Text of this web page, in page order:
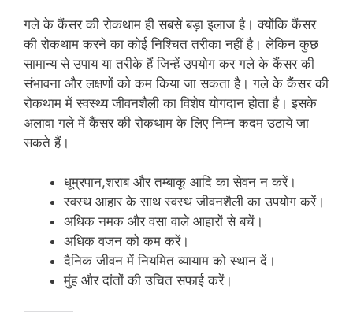
गले के कैंसर की रोकथाम ही सबसे बड़ा इलाज है। क्‍योंकि कैंसर
की रोकथाम करने का कोई निश्चित तरीका नहीं है। लेकिन कुछ
सामान्‍य से उपाय या तरीके हैं जिन्‍हें उपयोग कर गले के कैंसर की
संभावना और लक्षणों को कम किया जा सकता है। गले के कैंसर की
रोकथाम में स्‍वस्‍थ्‍य जीवनशैली का विशेष योगदान होता है। इसके
अलावा गले में कैंसर की रोकथाम के लिए निम्‍न कदम उठाये जा
सकते हैं।
धूम्रपान,शराब और तम्‍बाकू आदि का सेवन न करें।
स्‍वस्‍थ आहार के साथ स्‍वस्‍थ जीवनशैली का उपयोग करें।
अधिक नमक और वसा वाले आहारों से बचें।
अधिक वजन को कम करें।
दैनिक जीवन में नियमित व्‍यायाम को स्‍थान दें।
मुंह और दांतों की उचित सफाई करें।